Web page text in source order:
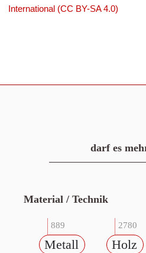
International (CC BY-SA 4.0)
darf es
Material / Technik
889
Metall
2780
Holz